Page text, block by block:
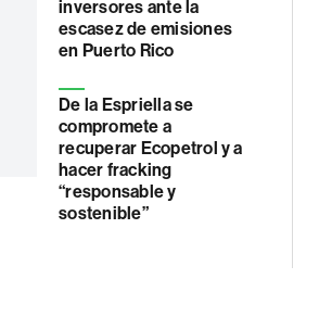
inversores ante la
escasez de emisiones
en Puerto Rico
De la Espriella se
compromete a
recuperar Ecopetrol y a
hacer fracking
“responsable y
sostenible”